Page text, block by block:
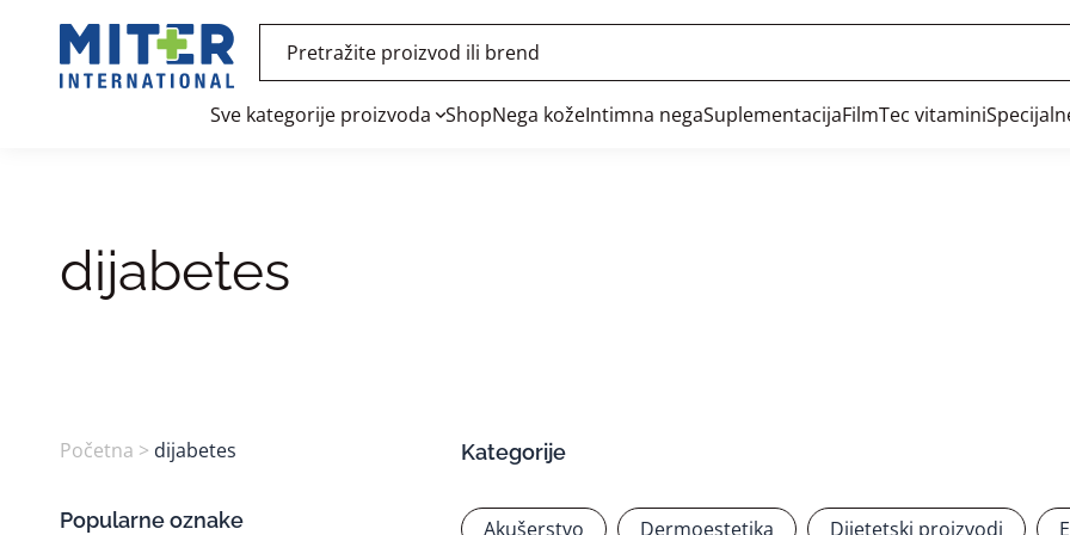
dijabetes
Početna > dijabetes
Popularne oznake
Kategorije
Akušerstvo Dermoestetika Dijetetski proizvodi